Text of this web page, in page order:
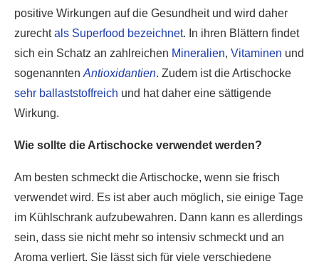
positive Wirkungen auf die Gesundheit und wird daher
zurechtals Superfood bezeichnet. In ihren Blättern findet
sich ein Schatz an zahlreichen Mineralien, Vitaminen und
sogenannten Antioxidantien. Zudem ist die Artischocke
sehr ballaststoffreich und hat daher eine sättigende
Wirkung.
Wie sollte die Artischocke verwendet werden?
Am besten schmeckt die Artischocke, wenn sie frisch
verwendet wird. Es ist aber auch möglich, sie einige Tage
im Kühlschrank aufzubewahren. Dann kann es allerdings
sein, dass sie nicht mehr so intensiv schmeckt und an
Aroma verliert. Sie lässt sich für viele verschiedene